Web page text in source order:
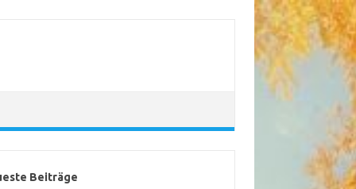
Beiträge